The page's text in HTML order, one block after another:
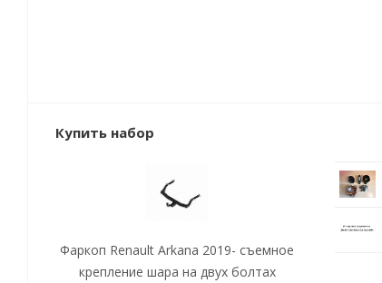
Купить набор
Фаркоп Renault Arkana 2019- съемное
крепление шара на двух болтах